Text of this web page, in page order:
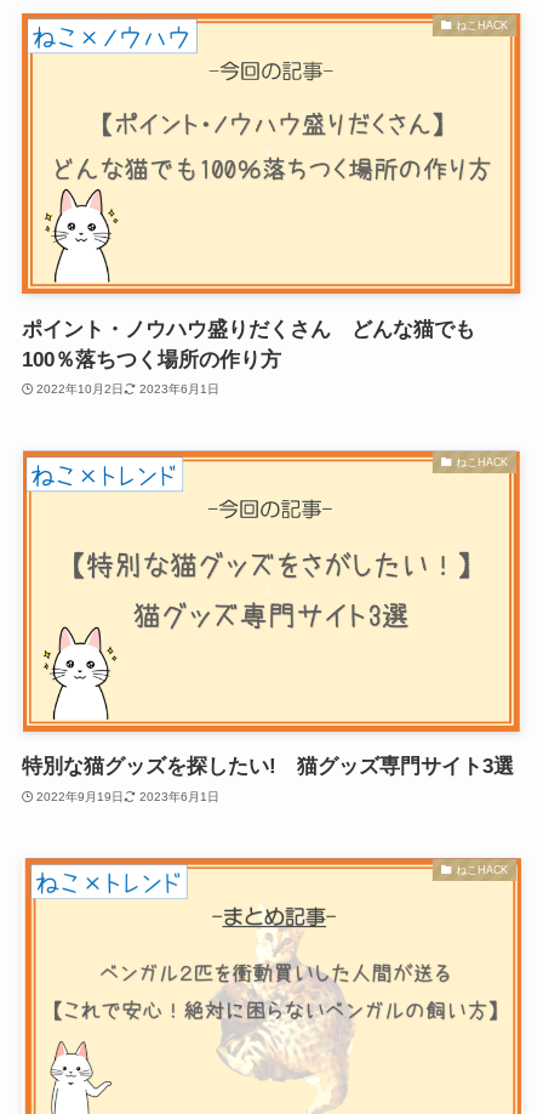
ねこHACK
ポイント・ノウハウ盛りだくさん どんな猫でも
100％落ちつく場所の作り方
2022年10月2日 2023年6月1日
ねこHACK
特別な猫グッズを探したい! 猫グッズ専門サイト3選
2022年9月19日 2023年6月1日
ねこHACK